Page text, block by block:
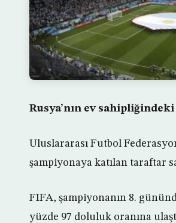
Rusya’nın ev
Uluslararası Futbol
şampiyonaya katılan taraftar
FIFA, şampiyonanın 8.
yüzde 97 doluluk oranına